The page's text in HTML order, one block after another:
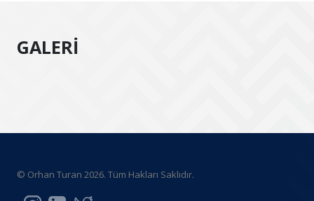
GALERİ
© Orhan Turan 2026. Tüm Hakları Saklıdır.